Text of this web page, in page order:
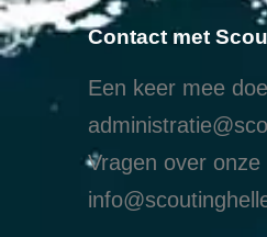
Contact met
Een keer mee
Vragen over onze